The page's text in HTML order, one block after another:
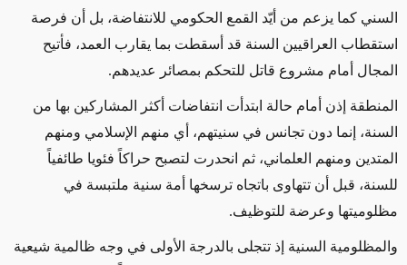
السني كما يزعم من أيّد القمع الحكومي للانتفاضة، بل أن فرصة
استقطاب العراقيين السنة قد أسقطت بما يقارب العمد، فأتيح
المجال أمام مشروع قاتل للتحكم بمصائر عديدهم.
المنطقة إذن أمام حالة ابتدأت انتفاضات أكثر المشاركين بها من
السنة، إنما دون تجانس في سنيتهم، أي منهم الإسلامي ومنهم
المتدين ومنهم العلماني، ثم انحدرت لتصبح حراكاً فئويا طائفياً
للسنة، قبل أن تتهاوى باتجاه ترسخها أمة سنية ملتبسة في
مظلوميتها وعرضة للتوظيف.
والمظلومية السنية إذ تتجلى بالدرجة الأولى في وجه ظالمية شيعية